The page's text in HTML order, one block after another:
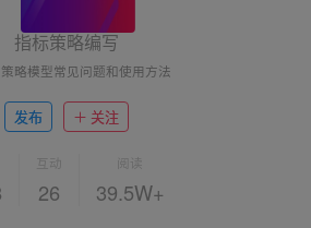
指标策略编写
略模型常见问题和使用方法
发布 关注
互动
26
阅读
39.5W+